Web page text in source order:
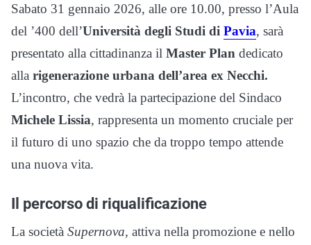
Sabato 31 gennaio 2026, alle ore 10.00, presso l’Aula
del ’400 dell’Università degli Studi di Pavia, sarà
presentato alla cittadinanza il Master Plan dedicato
alla rigenerazione urbana dell’area ex Necchi.
L’incontro, che vedrà la partecipazione del Sindaco
Michele Lissia, rappresenta un momento cruciale per
il futuro di uno spazio che da troppo tempo attende
una nuova vita.
Il percorso di riqualificazione
La società Supernova, attiva nella promozione e nello